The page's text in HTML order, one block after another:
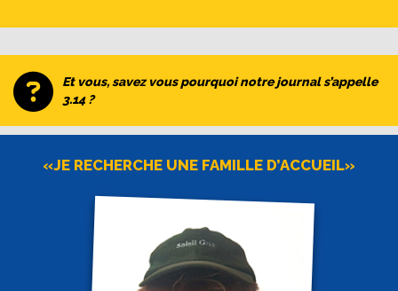
Et vous, savez vous pourquoi notre journal s’appelle
3.14 ?
«JE RECHERCHE UNE FAMILLE D’ACCUEIL»